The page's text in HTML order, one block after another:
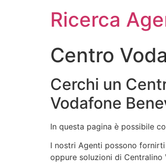
Ricerca
Centro
Cerchi un
Vodafone
In questa pagina è possibile
I nostri Agenti possono
oppure soluzioni di Centralino